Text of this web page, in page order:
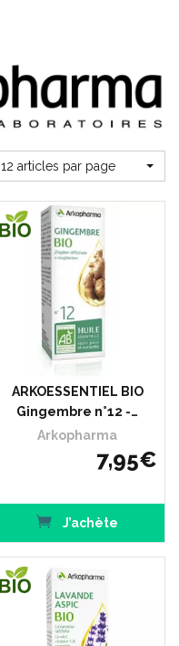
12 articles par page
ARKOESSENTIEL BIO
Gingembre n°12 -…
Arkopharma
7,95€
J’achète